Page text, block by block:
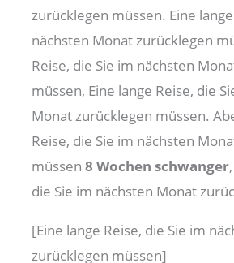
zurücklegen müssen. Eine
nächsten Monat zurücklegen
Reise, die Sie im nächsten
müssen, Eine lange Reise, die
Monat zurücklegen müssen.
Reise, die Sie im nächsten
müssen8 Wochen schwanger
die Sie im nächsten Monat
[Eine lange Reise, die Sie im
zurücklegen müssen]